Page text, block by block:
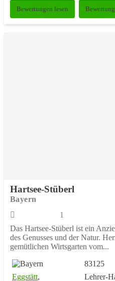
Bewertungen lesen
Hartsee-Stüberl
Bayern
1
Das Hartsee-Stüberl ist ein
des Genusses und der Natur.
gemütlichen Wirtsgarten vom...
83125
Eggstätt,
Lehrer-